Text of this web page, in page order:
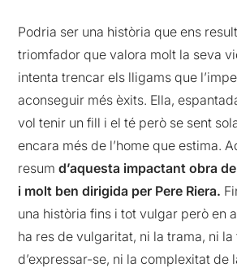
Podria ser una història que ens
triomfador que valora molt la seva
intenta trencar els lligams que
aconseguir més èxits. Ella,
vol tenir un fill i el té però se sent
encara més de l’home que estima.
resumd’aquesta impactant obra
i molt ben dirigida per Pere Riera.
una història fins i tot vulgar però en
ha res de vulgaritat, ni la trama, ni la
d’expressar-se, ni la complexitat de